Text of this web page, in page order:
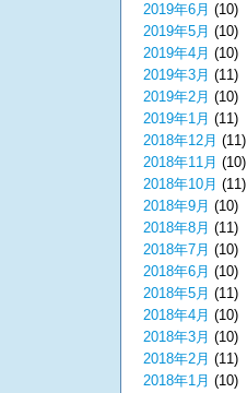
2019年6月 (10)
2019年5月 (10)
2019年4月 (10)
2019年3月 (11)
2019年2月 (10)
2019年1月 (11)
2018年12月 (11)
2018年11月 (10)
2018年10月 (11)
2018年9月 (10)
2018年8月 (11)
2018年7月 (10)
2018年6月 (10)
2018年5月 (11)
2018年4月 (10)
2018年3月 (10)
2018年2月 (11)
2018年1月 (10)